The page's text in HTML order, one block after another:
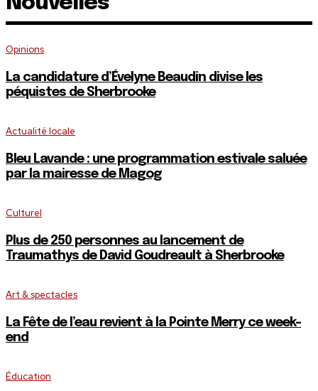
Opinions
La candidature d’Évelyne Beaudin divise les
péquistes de Sherbrooke
Actualité locale
Bleu Lavande : une programmation estivale saluée
par la mairesse de Magog
Culturel
Plus de 250 personnes au lancement de
Traumathys de David Goudreault à Sherbrooke
Art & spectacles
La Fête de l’eau revient à la Pointe Merry ce week-
end
Éducation